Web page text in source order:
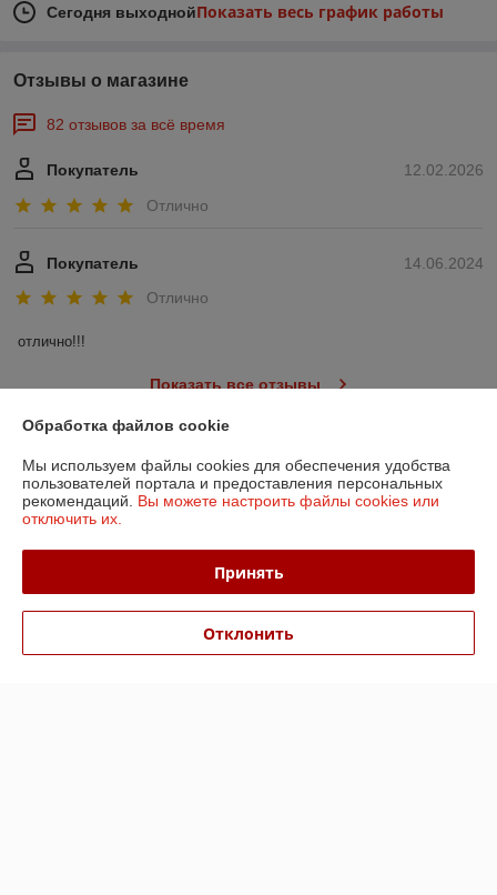
Сегодня выходнойПоказать весь график работы
Отзывы о магазине
82 отзывов за всё время
12.02.2026
Покупатель
Отлично
14.06.2024
Покупатель
Отлично
отлично!!!
Показать все отзывы
О нас
Контакты
График работы
Обработка файлов cookie
Мы используем файлы cookies для обеспечения удобства
пользователей портала и предоставления персональных
рекомендаций. Вы можете настроить файлы cookies или
отключить их.
Принять
Отклонить